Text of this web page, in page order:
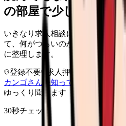
の部屋で少し話してみ
いきなり求人相談には進みません
て、何がつらいのか、辞めるべき
に整理します。
登録不要 求人押し売りなし
カンゴさんを知ってから相談する
ゆっくり聞きます
30秒チェック